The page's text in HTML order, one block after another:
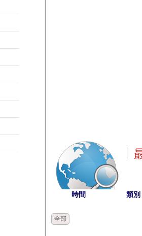
時間 類別
全部